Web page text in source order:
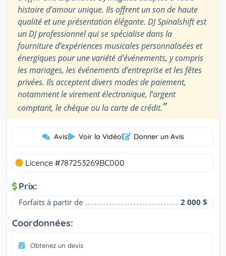
histoire d’amour unique. Ils offrent un son de haute
qualité et une présentation élégante. DJ Spinalshift est
un DJ professionnel qui se spécialise dans la
fourniture d’expériences musicales personnalisées et
énergiques pour une variété d’événements, y compris
les mariages, les événements d’entreprise et les fêtes
privées. Ils acceptent divers modes de paiement,
notamment le virement électronique, l’argent
comptant, le chèque ou la carte de crédit.”
Avis| Voir la Vidéo| Donner un Avis
Licence #787253269BC000
Prix:
Forfaits à partir de 2 000 $
Coordonnées:
Obtenez un devis